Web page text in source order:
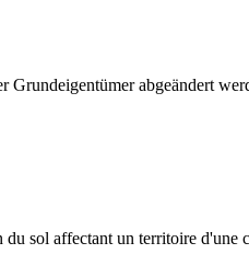
Grundeigentümer abgeändert
sol affectant un territoire d'une